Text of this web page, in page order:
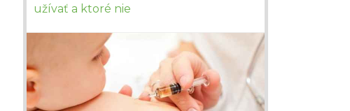
užívať a ktoré nie